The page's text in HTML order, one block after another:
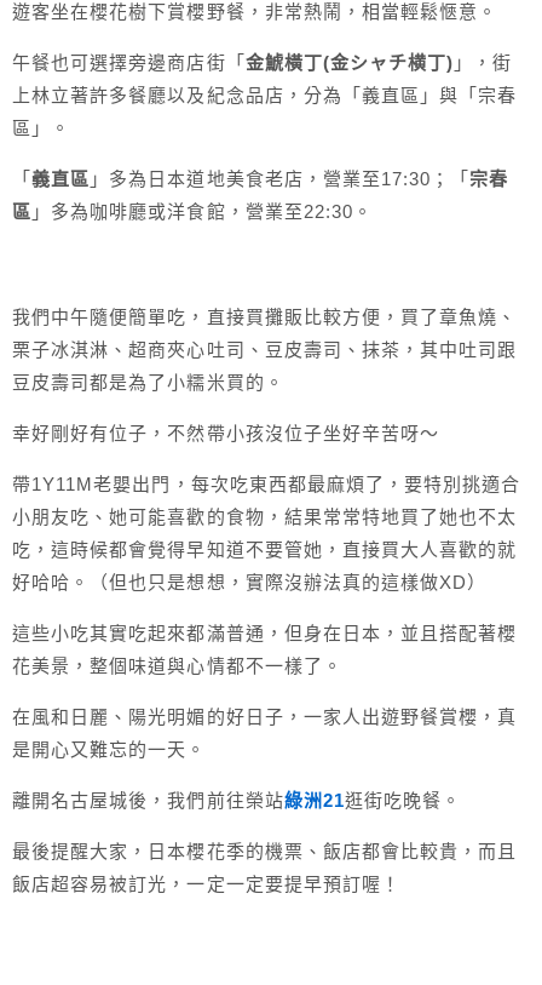
遊客坐在櫻花樹下賞櫻野餐，非常熱鬧，相當輕鬆愜意。
午餐也可選擇旁邊商店街「 金鯱橫丁(金シャチ横丁) 」，街
上林立著許多餐廳以及紀念品店，分為「義直區」與「宗春
區」。
「義直區 」多為日本道地美食老店，營業至17:30；「 宗春
區 」多為咖啡廳或洋食館，營業至22:30。
我們中午隨便簡單吃，直接買攤販比較方便，買了章魚燒、
栗子冰淇淋、超商夾心吐司、豆皮壽司、抹茶，其中吐司跟
豆皮壽司都是為了小糯米買的。
幸好剛好有位子，不然帶小孩沒位子坐好辛苦呀～
帶1Y11M老嬰出門，每次吃東西都最麻煩了，要特別挑適合
小朋友吃、她可能喜歡的食物，結果常常特地買了她也不太
吃，這時候都會覺得早知道不要管她，直接買大人喜歡的就
好哈哈。（但也只是想想，實際沒辦法真的這樣做XD）
這些小吃其實吃起來都滿普通，但身在日本，並且搭配著櫻
花美景，整個味道與心情都不一樣了。
在風和日麗、陽光明媚的好日子，一家人出遊野餐賞櫻，真
是開心又難忘的一天。
離開名古屋城後，我們前往榮站綠洲21逛街吃晚餐。
最後提醒大家，日本櫻花季的機票、飯店都會比較貴，而且
飯店超容易被訂光，一定一定要提早預訂喔！